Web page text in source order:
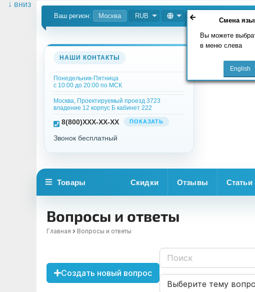
↓ вниз
Ваш регион: Москва RUB
Смена
Вы можете
в меню слева
НАШИ КОНТАКТЫ
Понедельник-Пятница
с 10:00 до 20:00 по МСК
Москва, Проектируемый проезд 3723
владение 12 корпус Б кабинет 222
8(800)XXX-XX-XX ПОКАЗАТЬ
Звонок бесплатный
Товары Скидки Отзывы Статьи
Вопросы и ответы
Главная Вопросы и ответы
Создать новый вопрос